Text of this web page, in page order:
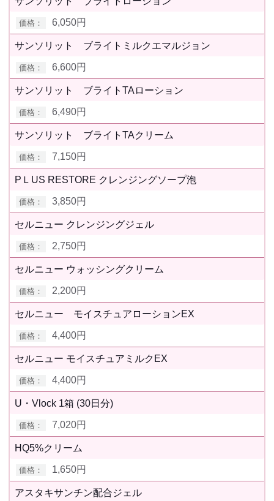
6,050円
サンソリット ブライトミルクエマルジョン
6,600円
サンソリット ブライトTAローション
6,490円
サンソリット ブライトTAクリーム
7,150円
PＬUS RESTORE クレンジングソープ泡
3,850円
セルニュー クレンジングジェル
2,750円
セルニュー ウォッシングクリーム
2,200円
セルニュー モイスチュアローションEX
4,400円
セルニュー モイスチュアミルクEX
4,400円
U・Vlock 1箱 (30日分)
7,020円
HQ5%クリーム
1,650円
アスタキサンチン配合ジェル